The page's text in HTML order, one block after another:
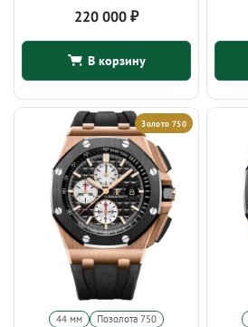
220 000 ₽
В корзину
Золото 750
44 мм Позолота 750